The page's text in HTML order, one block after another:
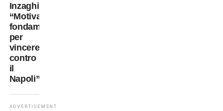
Inzaghi:
“Motivazioni
fondamentali
per
vincere
contro
il
Napoli”
ADVERTISEMENT